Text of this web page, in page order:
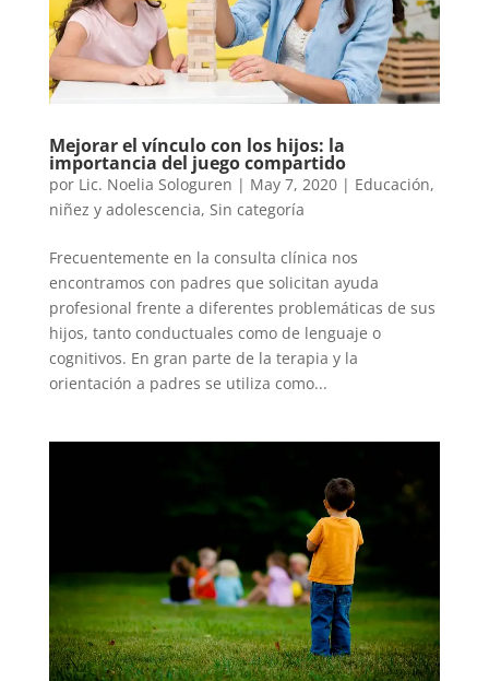
Mejorar el vínculo con los hijos: la
importancia del juego compartido
por Lic. Noelia Sologuren | May 7, 2020| Educación,
niñez y adolescencia, Sin categoría
Frecuentemente en la consulta clínica nos
encontramos con padres que solicitan ayuda
profesional frente a diferentes problemáticas de sus
hijos, tanto conductuales como de lenguaje o
cognitivos. En gran parte de la terapia y la
orientación a padres se utiliza como...